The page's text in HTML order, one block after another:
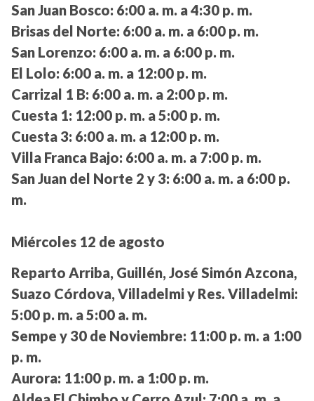
San Juan Bosco: 6:00 a. m. a 4:30 p. m.
Brisas del Norte: 6:00 a. m. a 6:00 p. m.
San Lorenzo: 6:00 a. m. a 6:00 p. m.
El Lolo: 6:00 a. m. a 12:00 p. m.
Carrizal 1 B: 6:00 a. m. a 2:00 p. m.
Cuesta 1: 12:00 p. m. a 5:00 p. m.
Cuesta 3: 6:00 a. m. a 12:00 p. m.
Villa Franca Bajo: 6:00 a. m. a 7:00 p. m.
San Juan del Norte 2 y 3: 6:00 a. m. a 6:00 p.
m.
Miércoles 12 de agosto
Reparto Arriba, Guillén, José Simón Azcona,
Suazo Córdova, Villadelmi y Res. Villadelmi:
5:00 p. m. a 5:00 a. m.
Sempe y 30 de Noviembre: 11:00 p. m. a 1:00
p. m.
Aurora: 11:00 p. m. a 1:00 p. m.